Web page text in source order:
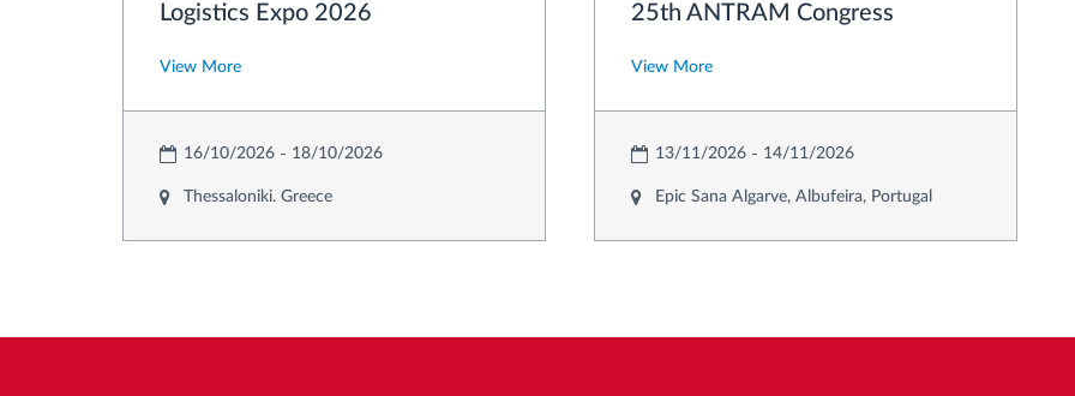
Logistics Expo 2026
View More
16/10/2026 18/10/2026
Thessaloniki. Greece
25th ANTRAM Congress
View More
13/11/2026 14/11/2026
Epic Sana Algarve, Albufeira, Portugal